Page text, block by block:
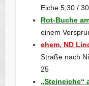
Eiche 5,30 /
Rot-Buche
einem
ehem. ND
Straße nach
25
„Steineiche“